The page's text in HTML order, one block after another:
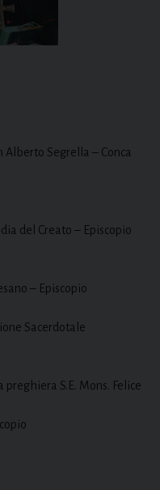
Segrella – Conca
del Creato – Episcopio
– Episcopio
Sacerdotale
preghiera S.E. Mons. Felice